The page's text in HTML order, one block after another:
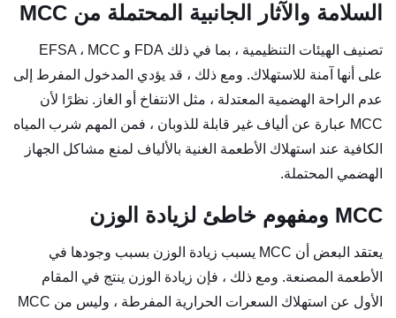
السلامة والآثار الجانبية المحتملة من MCC
تصنيف الهيئات التنظيمية ، بما في ذلك FDA و EFSA ، MCC
على أنها آمنة للاستهلاك. ومع ذلك ، قد يؤدي المدخول المفرط إلى
عدم الراحة الهضمية المعتدلة ، مثل الانتفاخ أو الغاز. نظرًا لأن
MCC عبارة عن ألياف غير قابلة للذوبان ، فمن المهم شرب المياه
الكافية عند استهلاك الأطعمة الغنية بالألياف لمنع مشاكل الجهاز
الهضمي المحتملة.
MCC ومفهوم خاطئ لزيادة الوزن
يعتقد البعض أن MCC يسبب زيادة الوزن بسبب وجودها في
الأطعمة المصنعة. ومع ذلك ، فإن زيادة الوزن ينتج في المقام
الأول عن استهلاك السعرات الحرارية المفرطة ، وليس من MCC